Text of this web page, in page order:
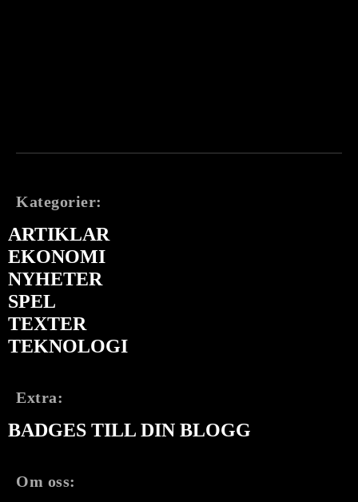
Kategorier:
ARTIKLAR
EKONOMI
NYHETER
SPEL
TEXTER
TEKNOLOGI
Extra:
BADGES TILL DIN BLOGG
Om oss: